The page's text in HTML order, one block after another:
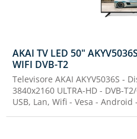
AKAI TV LED 50"
WIFI DVB-T2
Televisore AKAI AKYV5036S -
3840x2160 ULTRA-HD - DVB-
USB, Lan, Wifi - Vesa - Android